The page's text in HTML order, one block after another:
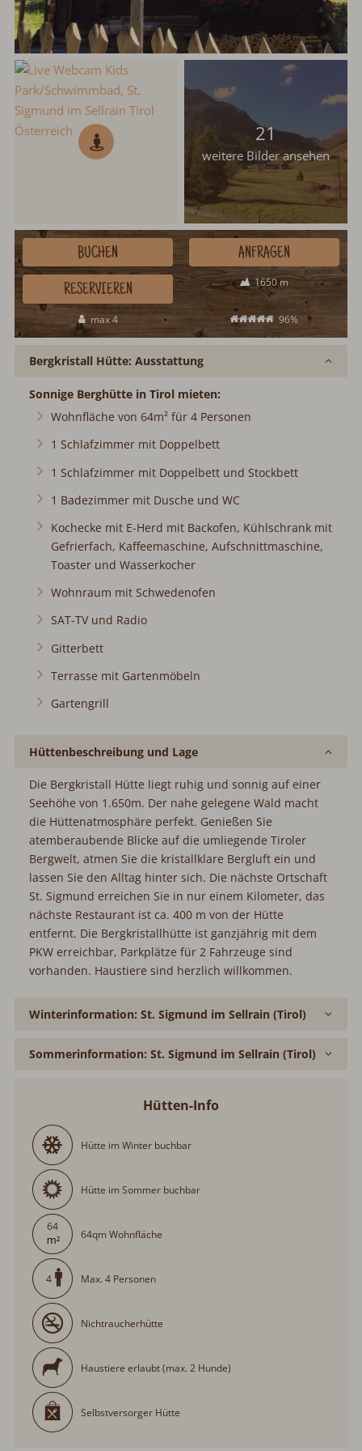
21
weitere Bilder ansehen
1650 m
max 4 96%
BUCHEN ANFRAGEN
RESERVIEREN
Bergkristall Hütte: Ausstattung
Sonnige Berghütte in Tirol mieten:
Wohnfläche von 64m² für 4 Personen
1 Schlafzimmer mit Doppelbett
1 Schlafzimmer mit Doppelbett und Stockbett
1 Badezimmer mit Dusche und WC
Kochecke mit E-Herd mit Backofen, Kühlschrank mit
Gefrierfach, Kaffeemaschine, Aufschnittmaschine,
Toaster und Wasserkocher
Wohnraum mit Schwedenofen
SAT-TV und Radio
Gitterbett
Terrasse mit Gartenmöbeln
Gartengrill
Hüttenbeschreibung und Lage
Die Bergkristall Hütte liegt ruhig und sonnig auf einer
Seehöhe von 1.650m. Der nahe gelegene Wald macht
die Hüttenatmosphäre perfekt. Genießen Sie
atemberaubende Blicke auf die umliegende Tiroler
Bergwelt, atmen Sie die kristallklare Bergluft ein und
lassen Sie den Alltag hinter sich. Die nächste Ortschaft
St. Sigmund erreichen Sie in nur einem Kilometer, das
nächste Restaurant ist ca. 400 m von der Hütte
entfernt. Die Bergkristallhütte ist ganzjährig mit dem
PKW erreichbar, Parkplätze für 2 Fahrzeuge sind
vorhanden. Haustiere sind herzlich willkommen.
Winterinformation: St. Sigmund im Sellrain (Tirol)
Sommerinformation: St. Sigmund im Sellrain (Tirol)
Hütten-Info
Hütte im Winter buchbar
Hütte im Sommer buchbar
64
64qm Wohnfläche
4 Max. 4 Personen
Nichtraucherhütte
Haustiere erlaubt (max. 2 Hunde)
Selbstversorger Hütte